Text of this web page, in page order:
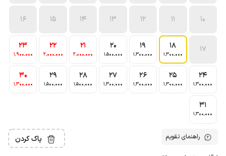
10
11
12
13
14
15
16
17
18
1٬300٬000
19
1٬300٬000
20
1٬500٬000
21
2٬000٬000
22
2٬000٬000
23
1٬900٬000
24
1٬300٬000
25
1٬300٬000
26
1٬300٬000
27
1٬300٬000
28
1٬500٬000
29
1٬500٬000
30
1٬300٬000
31
1٬300٬000
راهنمای تقویم پاک کردن